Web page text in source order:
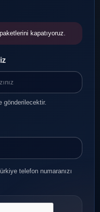
kapatıyoruz.
gönderilecektir.
telefon numaranızı